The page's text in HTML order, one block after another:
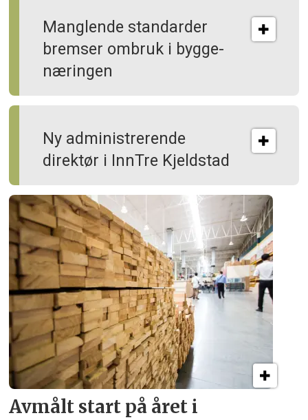
Manglende standarder
bremser ombruk i bygge­
næringen
Ny administrerende
direktør i InnTre Kjeldstad
Avmålt start på året i